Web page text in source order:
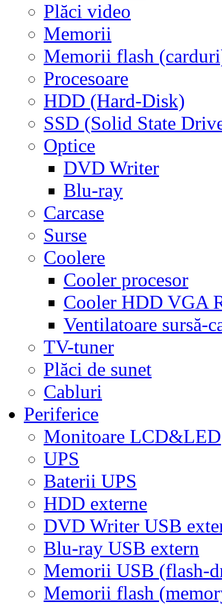
Plăci video
Memorii
Memorii flash
Procesoare
HDD (Hard-Disk)
SSD (Solid State
Optice
DVD Writer
Blu-ray
Carcase
Surse
Coolere
Cooler procesor
Cooler HDD VGA
Ventilatoare sursă-
TV-tuner
Plăci de sunet
Cabluri
Periferice
Monitoare LCD&LED
UPS
Baterii UPS
HDD externe
DVD Writer USB
Blu-ray USB extern
Memorii USB (flash-
Memorii flash